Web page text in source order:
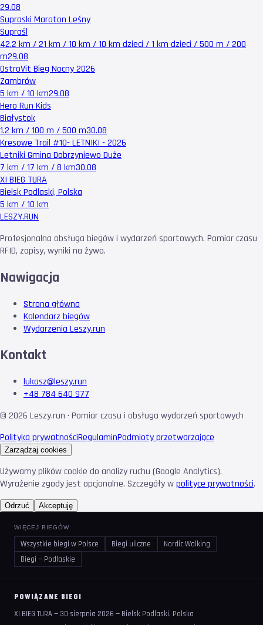
29.08
Supraski Maraton Leśny
Supraśl
42.2 km / 21 km / 10 km / 10 km dzieci / 1 km dzieci / 500 m / 200
m29.08
OstroVit Bieg Nocny 2026
Zambrów
5 km / 10 km29.08
Hero Run Kids
Białystok
1.2 km / 100 m / 500 m30.08
Kresowe Trail #10- LETNIKI - 2026
Letniki Gmina Dobrzyniewo Duże
7 km / 17 km / 8 km30.08
XI BIEG TURA
Bielsk Podlaski, Polska
5 km / 10 km
LESZY.RUN
Profesjonalna obsługa biegów i wydarzeń sportowych. Pomiar czasu
RFID, zapisy, wyniki na żywo.
Nawigacja
Strona główna
Kalendarz biegów
Wydarzenia Leszy.run
Kontakt
lukasz@leszy.run
+48 784 640 977
© 2026 Leszy.run · Pomiar czasu i obsługa wydarzeń sportowych
Polityka prywatnościRegulaminPodmioty przetwarzające
Zarządzaj cookies
Używamy plików cookie do analizy ruchu (Google Analytics).
Wyrażenie zgody jest opcjonalne. Szczegóły wpolityce prywatności.
Odrzuć Akceptuję
WIĘCEJ BIEGÓW
Wszystkie biegi w Polsce Biegi uliczne
Nordic Walking
Biegi — Podlaskie
POWIĄZANE BIEGI
XI BIEG TURA — 30 sierpnia 2026 — Bielsk Podlaski, Polska